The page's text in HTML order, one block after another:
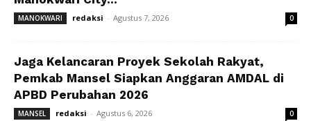
MANOKWARI redaksi - Agustus 7, 2026 0
Jaga Kelancaran Proyek Sekolah Rakyat,
Pemkab Mansel Siapkan Anggaran AMDAL di
APBD Perubahan 2026
MANSEL redaksi - Agustus 6, 2026 0